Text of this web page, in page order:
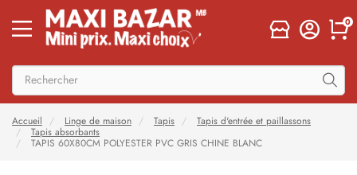
0
Accueil Linge de maison Tapis
Tapis d'entrée et paillassons
Tapis absorbants
TAPIS 60X80CM POLYESTER PVC GRIS CHINE BLANC